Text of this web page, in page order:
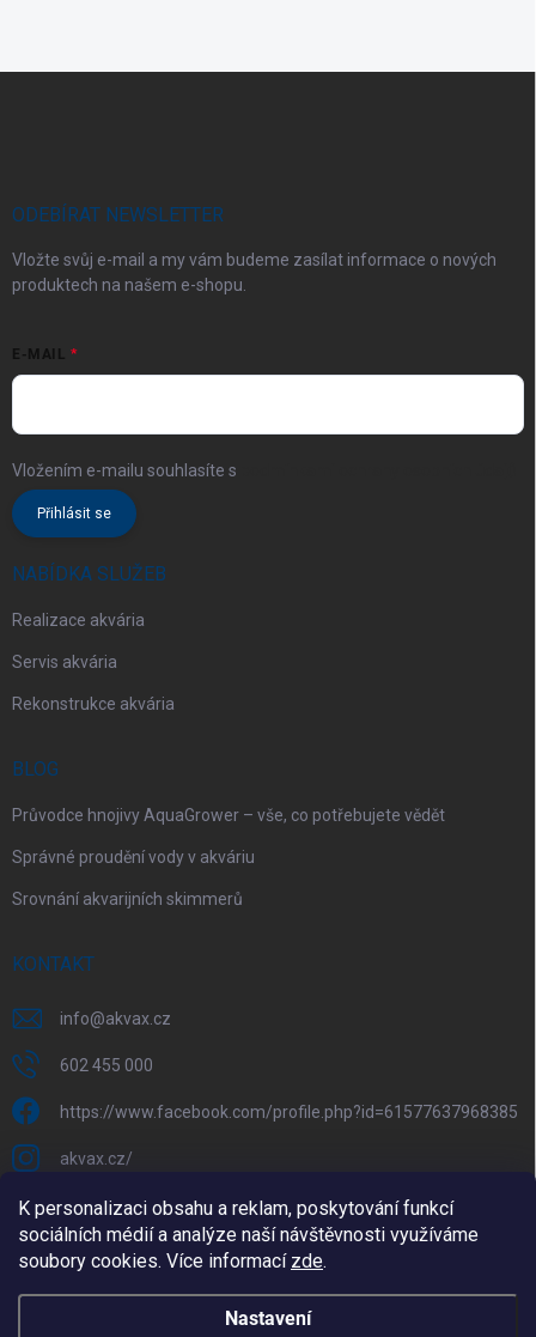
K personalizaci obsahu a reklam, poskytování funkcí
sociálních médií a analýze naší návštěvnosti využíváme
soubory cookies. Více informací zde.
Nastavení
ODEBÍRAT NEWSLETTER
Vložte svůj e-mail a my vám budeme zasílat informace o nových
produktech na našem e-shopu.
E-MAIL
Vložením e-mailu souhlasíte s
Přihlásit se
NABÍDKA SLUŽEB
Realizace akvária
Servis akvária
Rekonstrukce akvária
BLOG
Průvodce hnojivy AquaGrower – vše, co potřebujete vědět
Správné proudění vody v akváriu
Srovnání akvarijních skimmerů
KONTAKT
info@akvax.cz
602 455 000
https://www.facebook.com/profile.php?id=61577637968385
akvax.cz/
602 455 000
@akvax_cz